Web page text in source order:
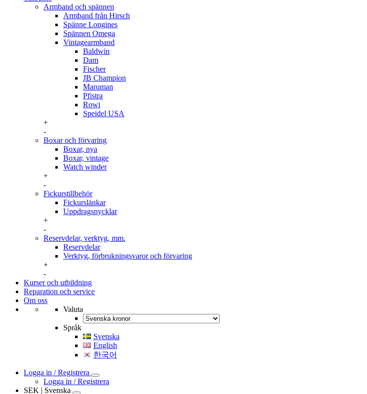
Armband och spännen
Armband från Hirsch
Spänne Longines
Spännen Omega
Vintagearmband
Baldwin
Dam
Fischer
JB Champion
Maruman
Pfistra
Rowi
Speidel USA
+
-
Boxar och förvaring
Boxar, nya
Boxar, vintage
Watch winder
+
-
Fickurstillbehör
Fickurslänkar
Uppdragsnycklar
+
-
Reservdelar, verktyg, mm.
Reservdelar
Verktyg, förbrukningsvaror och förvaring
+
-
Kurser och utbildning
Reparation och service
Om oss
Valuta
Språk
Svenska
English
한국어
Logga in / Registrera
Logga in / Registrera
SEK | Svenska